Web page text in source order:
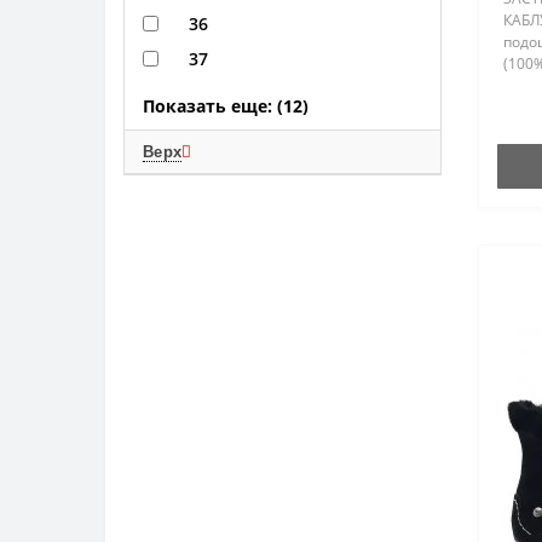
36
37
Показать еще: (12)
Верх